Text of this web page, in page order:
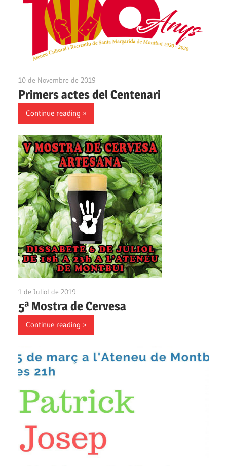
10 de Novembre de 2019
Primers actes del Centenari
Continue reading
1 de Juliol de 2019
5ª Mostra de Cervesa
Continue reading